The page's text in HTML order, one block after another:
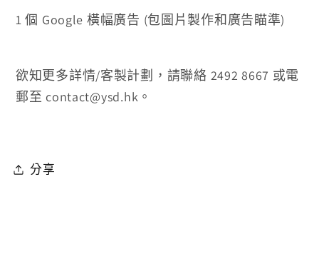
1 個 Google 橫幅廣告 (包圖片製作和廣告瞄準)
欲知更多詳情/客製計劃，請聯絡 2492 8667 或電
郵至 contact@ysd.hk。
分享